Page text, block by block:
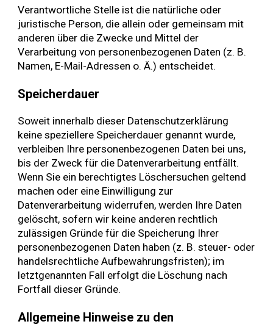
Verantwortliche Stelle ist die natürliche oder
juristische Person, die allein oder gemeinsam mit
anderen über die Zwecke und Mittel der
Verarbeitung von personenbezogenen Daten (z. B.
Namen, E-Mail-Adressen o. Ä.) entscheidet.
Speicherdauer
Soweit innerhalb dieser Datenschutzerklärung
keine speziellere Speicherdauer genannt wurde,
verbleiben Ihre personenbezogenen Daten bei uns,
bis der Zweck für die Datenverarbeitung entfällt.
Wenn Sie ein berechtigtes Löschersuchen geltend
machen oder eine Einwilligung zur
Datenverarbeitung widerrufen, werden Ihre Daten
gelöscht, sofern wir keine anderen rechtlich
zulässigen Gründe für die Speicherung Ihrer
personenbezogenen Daten haben (z. B. steuer- oder
handelsrechtliche Aufbewahrungsfristen); im
letztgenannten Fall erfolgt die Löschung nach
Fortfall dieser Gründe.
Allgemeine Hinweise zu den